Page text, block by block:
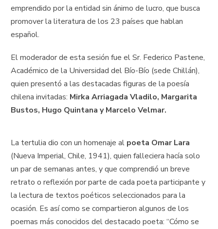
emprendido por la entidad sin ánimo de lucro, que busca
promover la literatura de los 23 países que hablan
español.
El moderador de esta sesión fue el Sr. Federico Pastene,
Académico de la Universidad del Bío-Bío (sede Chillán),
quien presentó a las destacadas figuras de la poesía
chilena invitadas: Mirka Arriagada Vladilo, Margarita
Bustos, Hugo Quintana y Marcelo Velmar.
La tertulia dio con un homenaje al poeta Omar Lara
(Nueva Imperial, Chile, 1941), quien falleciera hacía solo
un par de semanas antes, y que comprendió un breve
retrato o reflexión por parte de cada poeta participante y
la lectura de textos poéticos seleccionados para la
ocasión. Es así como se compartieron algunos de los
poemas más conocidos del destacado poeta: “Cómo se